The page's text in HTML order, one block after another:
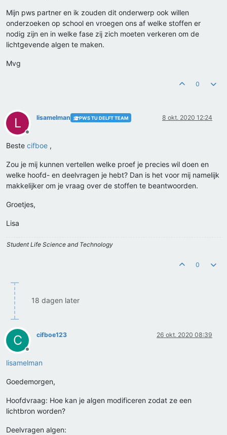
Mijn pws partner en ik zouden dit onderwerp ook willen
onderzoeken op school en vroegen ons af welke stoffen er
nodig zijn en in welke fase zij zich moeten verkeren om de
lichtgevende algen te maken.
Mvg
0
L
Offline
lisamelman PWS TU DELFT TEAM 8 okt. 2020 12:24
Beste cifboe ,
Zou je mij kunnen vertellen welke proef je precies wil doen en
welke hoofd- en deelvragen je hebt? Dan is het voor mij namelijk
makkelijker om je vraag over de stoffen te beantwoorden.
Groetjes,
Lisa
Student Life Science and Technology
0
18 dagen later
C
Offline
cifboe123 26 okt. 2020 08:39
lisamelman
Goedemorgen,
Hoofdvraag: Hoe kan je algen modificeren zodat ze een
lichtbron worden?
Deelvragen algen: